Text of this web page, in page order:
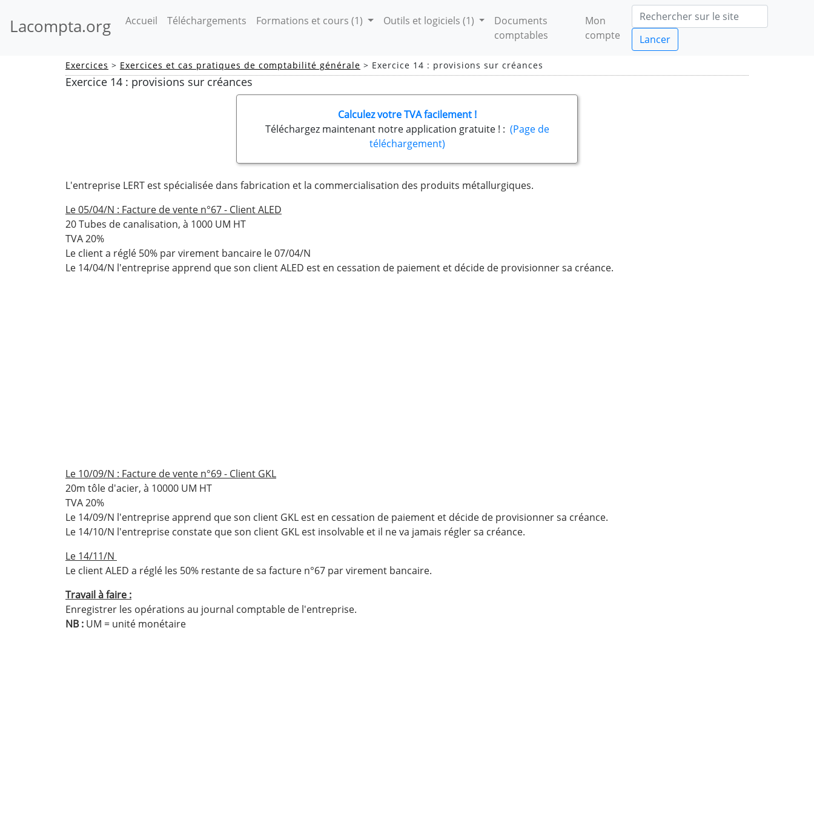
Lacompta.org Accueil (current)
Téléchargements Formations et cours (1) Outils et logiciels (1)
Documents
comptables
Mon
compte
Lancer
Exercices > Exercices et cas pratiques de comptabilité générale > Exercice 14 : provisions sur créances
Exercice 14 : provisions sur créances
Calculez votre TVA facilement !
Téléchargez maintenant notre application gratuite ! : (Page de
téléchargement)
L'entreprise LERT est spécialisée dans fabrication et la commercialisation des produits métallurgiques.
Le 05/04/N : Facture de vente n°67 - Client ALED
20 Tubes de canalisation, à 1000 UM HT
TVA 20%
Le client a réglé 50% par virement bancaire le 07/04/N
Le 14/04/N l'entreprise apprend que son client ALED est en cessation de paiement et décide de provisionner sa créance.
Le 10/09/N : Facture de vente n°69 - Client GKL
20m tôle d'acier, à 10000 UM HT
TVA 20%
Le 14/09/N l'entreprise apprend que son client GKL est en cessation de paiement et décide de provisionner sa créance.
Le 14/10/N l'entreprise constate que son client GKL est insolvable et il ne va jamais régler sa créance.
Le 14/11/N
Le client ALED a réglé les 50% restante de sa facture n°67 par virement bancaire.
Travail à faire :
Enregistrer les opérations au journal comptable de l'entreprise.
NB : UM = unité monétaire